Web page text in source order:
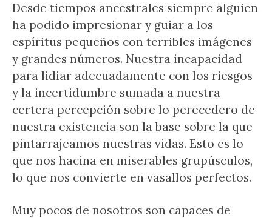
Desde tiempos ancestrales siempre alguien
ha podido impresionar y guiar a los
espíritus pequeños con terribles imágenes
y grandes números. Nuestra incapacidad
para lidiar adecuadamente con los riesgos
y la incertidumbre sumada a nuestra
certera percepción sobre lo perecedero de
nuestra existencia son la base sobre la que
pintarrajeamos nuestras vidas. Esto es lo
que nos hacina en miserables grupúsculos,
lo que nos convierte en vasallos perfectos.
Muy pocos de nosotros son capaces de